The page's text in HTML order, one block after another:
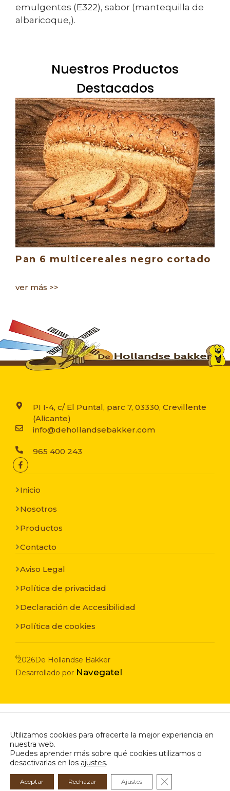
emulgentes (E322), sabor (mantequilla de
albaricoque,).
Nuestros Productos
Destacados
negro cortado Pan 6 cereales
PI I-4, c/ El Puntal, parc 7, 03330, Crevillente
(Alicante)
info@dehollandsebakker.com
965 400 243
Inicio
Nosotros
Productos
Contacto
Aviso Legal
Política de privacidad
Declaración de Accesibilidad
Política de cookies
©2026De Hollandse Bakker
Desarrollado por Navegatel
Utilizamos cookies para ofrecerte la mejor experiencia en
nuestra web.
Puedes aprender más sobre qué cookies utilizamos o
desactivarlas en los ajustes.
Aceptar Rechazar Ajustes Cerrar el banner